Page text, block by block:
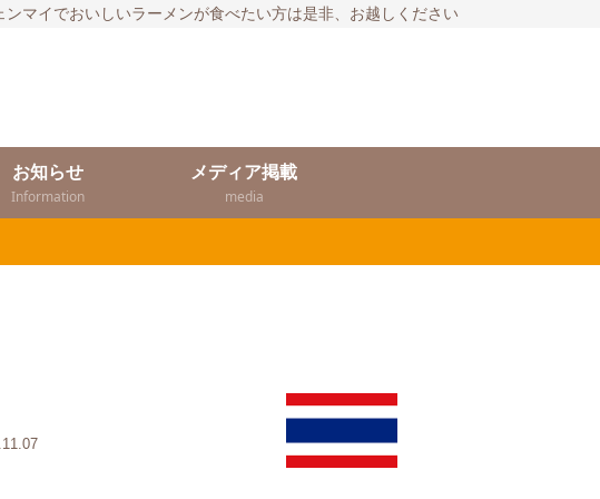
マイでおいしいラーメンが食べたい方は是非、お越しください
お知らせ
Information
メディア掲載
media